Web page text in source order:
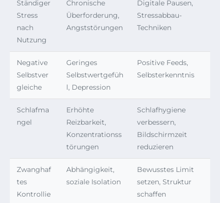
Ständiger
Stress
nach
Nutzung
Chronische
Überforderung,
Angststörungen
Digitale Pausen,
Stressabbau-
Techniken
Negative
Selbstver
gleiche
Geringes
Selbstwertgefüh
l, Depression
Positive Feeds,
Selbsterkenntnis
Schlafma
ngel
Erhöhte
Reizbarkeit,
Konzentrationss
törungen
Schlafhygiene
verbessern,
Bildschirmzeit
reduzieren
Zwanghaf
tes
Kontrollie
Abhängigkeit,
soziale Isolation
Bewusstes Limit
setzen, Struktur
schaffen